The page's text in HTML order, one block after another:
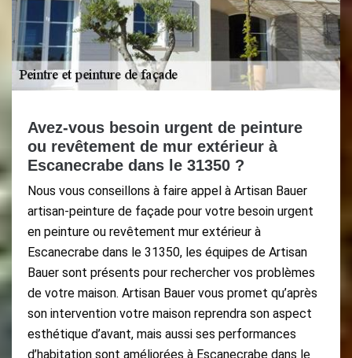
Avez-vous besoin urgent de peinture
ou revêtement de mur extérieur à
Escanecrabe dans le 31350 ?
Nous vous conseillons à faire appel à Artisan Bauer
artisan-peinture de façade pour votre besoin urgent
en peinture ou revêtement mur extérieur à
Escanecrabe dans le 31350, les équipes de Artisan
Bauer sont présents pour rechercher vos problèmes
de votre maison. Artisan Bauer vous promet qu’après
son intervention votre maison reprendra son aspect
esthétique d’avant, mais aussi ses performances
d’habitation sont améliorées à Escanecrabe dans le